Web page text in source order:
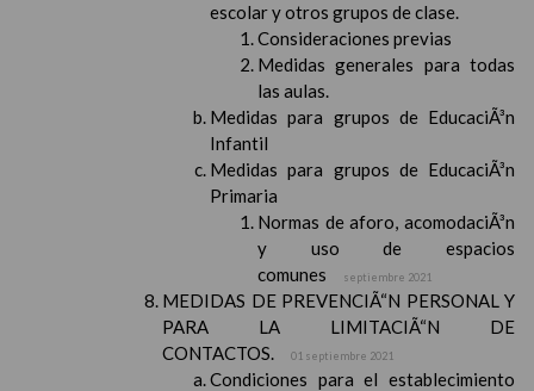
escolar y otros grupos de clase.
Consideraciones previas
Medidas generales para todas
las aulas.
Medidas para grupos de EducaciÃ³n
Infantil
Medidas para grupos de EducaciÃ³n
Primaria
Normas de aforo, acomodaciÃ³n
y uso de espacios
comunes
septiembre 2021
MEDIDAS DE PREVENCIÃ“N PERSONAL Y
PARA LA LIMITACIÃ“N DE
CONTACTOS.
01 septiembre 2021
Condiciones para el establecimiento